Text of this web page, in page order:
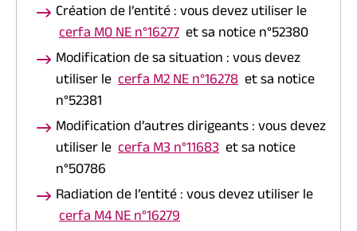
Création de l’entité : vous devez utiliser le
cerfa M0 NE n°16277 et sa notice n°52380
Modification de sa situation : vous devez
utiliser le cerfa M2 NE n°16278 et sa notice
n°52381
Modification d’autres dirigeants : vous devez
utiliser le cerfa M3 n°11683 et sa notice
n°50786
Radiation de l’entité : vous devez utiliser le
cerfa M4 NE n°16279